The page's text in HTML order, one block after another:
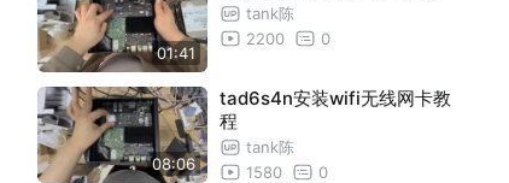
01:41
tank陈
2200
0
08:06
tad6s4n安装wifi无线网卡教
程
tank陈
1580
0